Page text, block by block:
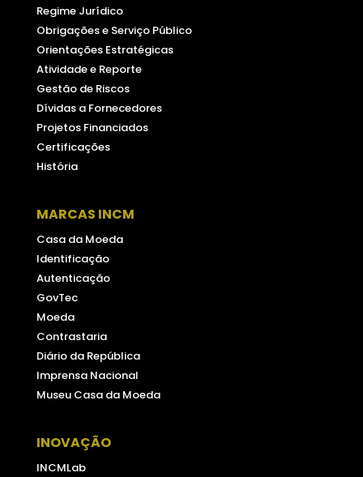
Regime Jurídico
Obrigações e Serviço Público
Orientações Estratégicas
Atividade e Reporte
Gestão de Riscos
Dívidas a Fornecedores
Projetos Financiados
Certificações
História
MARCAS INCM
Casa da Moeda
Identificação
Autenticação
GovTec
Moeda
Contrastaria
Diário da República
Imprensa Nacional
Museu Casa da Moeda
INOVAÇÃO
INCMLab